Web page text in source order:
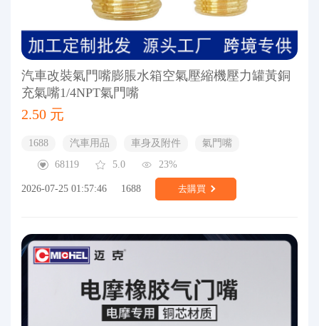
汽車改裝氣門嘴膨脹水箱空氣壓縮機壓力罐黃銅
充氣嘴1/4NPT氣門嘴
2.50 元
1688 汽車用品 車身及附件
氣門嘴
68119
5.0 23%
2026-07-25 01:57:46 1688 去購買